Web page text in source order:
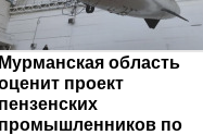
Мурманская область
проект
пензенских
промышленников по